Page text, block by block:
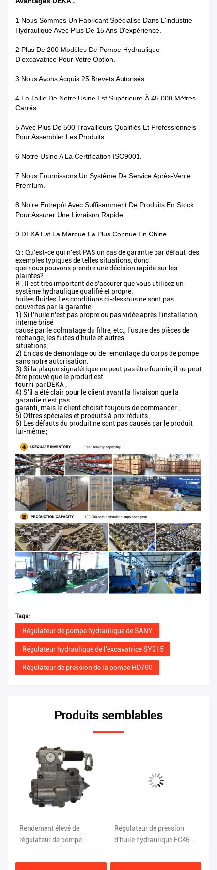
1 Nous Sommes Un Fabricant Spécialisé Dans L'industrie
Hydraulique Avec Plus De 15 Ans D'expérience.
2 Plus De 200 Modèles De Pompe Hydraulique
D'excavatrice Pour Votre Option.
3 Nous Avons Acquis 25 Brevets Autorisés.
4 La Taille De Notre Usine Est Supérieure À 45 000 Mètres
Carrés.
5 Avec Plus De 500 Travailleurs Qualifiés Et Professionnels
Pour Assembler Les Produits.
6 Notre Usine A La Certification ISO9001.
7 Nous Fournissons Un Système De Service Après-Vente
Premium.
8 Notre Entrepôt Avec Suffisamment De Produits En Stock
Pour Assurer Une Livraison Rapide.
9 DEKA Est La Marque La Plus Connue En Chine.
Q : Qu'est-ce qui n'est PAS un cas de garantie par défaut, des
exemples typiques de telles situations, donc
que nous pouvons prendre une décision rapide sur les
plaintes?
R : Il est très important de s'assurer que vous utilisez un
système hydraulique qualifié et propre.
huiles fluides.Les conditions ci-dessous ne sont pas
couvertes par la garantie :
1) Si l'huile n'est pas propre ou pas vidée après l'installation,
interne brisé
causé par le colmatage du filtre, etc., l'usure des pièces de
rechange, les fuites d'huile et autres
situations;
2) En cas de démontage ou de remontage du corps de pompe
sans notre autorisation.
3) Si la plaque signalétique ne peut pas être fournie, il ne peut
être prouvé que le produit est
fourni par DEKA ;
4) S'il a été clair pour le client avant la livraison que la
garantie n'est pas
garanti, mais le client choisit toujours de commander ;
5) Offres spéciales et produits à prix réduits ;
6) Les défauts du produit ne sont pas causés par le produit
lui-même ;
Tags:
Régulateur de pompe hydraulique de SANY
Régulateur hydraulique de l'excavatrice SY215
Régulateur de pression de la pompe HD700
Produits semblables
Rendement élevé de
régulateur de pompe
SANY SY335
Régulateur de pression
d'huile hydraulique EC460